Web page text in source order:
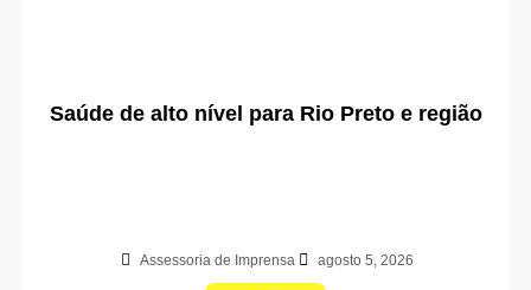
Saúde de alto nível para Rio Preto e região
Assessoria de Imprensa agosto 5, 2026